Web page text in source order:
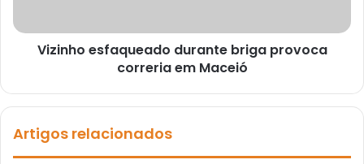
Vizinho esfaqueado durante briga provoca
correria em Maceió
Artigos relacionados